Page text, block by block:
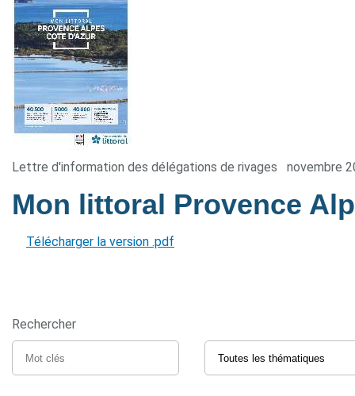
Lettre d'information des délégations de rivages novembre
Mon littoral Provence
Télécharger la version .pdf
Rechercher